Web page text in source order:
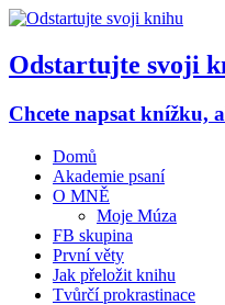
Odstartujte svoji
Chcete napsat knížku,
Domů
Akademie psaní
O MNĚ
Moje Múza
FB skupina
První věty
Jak přeložit knihu
Tvůrčí prokrastinace